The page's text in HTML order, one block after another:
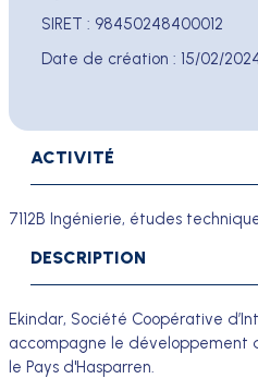
SIRET : 98450248400012
Date de création : 15/02/
ACTIVITÉ
7112B Ingénierie, études
DESCRIPTION
Ekindar, Société Coopérative
accompagne le développement
le Pays d'Hasparren.